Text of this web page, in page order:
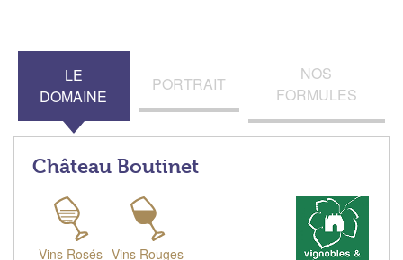
LE
DOMAINE
PORTRAIT
NOS
FORMULES
Château Boutinet
Vins Rosés Vins Rouges